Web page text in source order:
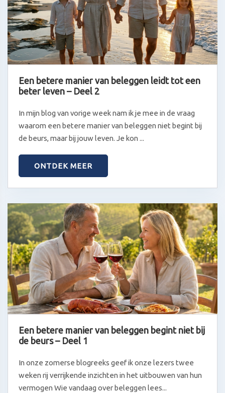
Een betere manier van beleggen leidt tot een
beter leven – Deel 2
In mijn blog van vorige week nam ik je mee in de vraag
waarom een betere manier van beleggen niet begint bij
de beurs, maar bij jouw leven. Je kon ...
ONTDEK MEER
Een betere manier van beleggen begint niet bij
de beurs – Deel 1
In onze zomerse blogreeks geef ik onze lezers twee
weken rij verrijkende inzichten in het uitbouwen van hun
vermogen Wie vandaag over beleggen lees...